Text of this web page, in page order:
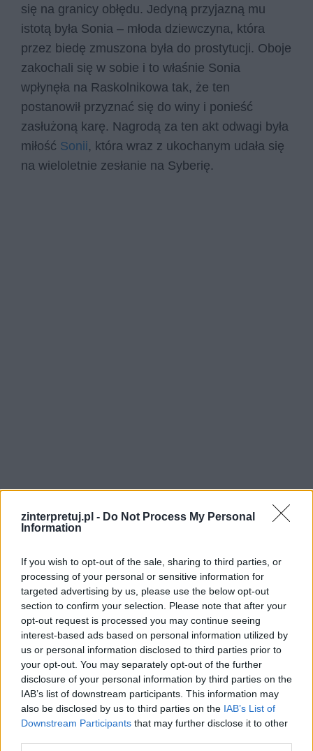
zinterpretuj.pl - Do Not Process My Personal
Information
If you wish to opt-out of the sale, sharing to third parties, or
processing of your personal or sensitive information for
targeted advertising by us, please use the below opt-out
section to confirm your selection. Please note that after your
opt-out request is processed you may continue seeing
interest-based ads based on personal information utilized by
us or personal information disclosed to third parties prior to
your opt-out. You may separately opt-out of the further
disclosure of your personal information by third parties on the
IAB’s list of downstream participants. This information may
also be disclosed by us to third parties on the IAB’s List of
Downstream Participants that may further disclose it to other
się na granicy obłędu. Jedyną przyjazną mu
istotą była Sonia – młoda dziewczyna, która
przez biedę zmuszona była do prostytucji. Oboje
zakochali się w sobie i to właśnie Sonia
wpłynęła na Raskolnikowa tak, że ten
postanowił przyznać się do winy i ponieść
zasłużoną karę. Nagrodą za ten akt odwagi była
miłość Sonii, która wraz z ukochanym udała się
na wieloletnie zesłanie na Syberię.
Jak widać na powyższych przykładach motyw
wieków eksploatowany dość mocno na łamach
literatury pięknej. Różni twórcy bardzo chętnie
zaglądają w duszę jednostki i starają się dociec,
co też ma wpływ na człowieka nie tylko w
momencie, gdy ten dopuszcza się grzechów i
zbrodni, lecz przede wszystkim w chwili, w której
zaczyna się zmieniać i rozumieć swój czyn, a
także później gdy stara się zadośćuczynić. Takie
lektury są niewątpliwie ciekawe dla każdego z